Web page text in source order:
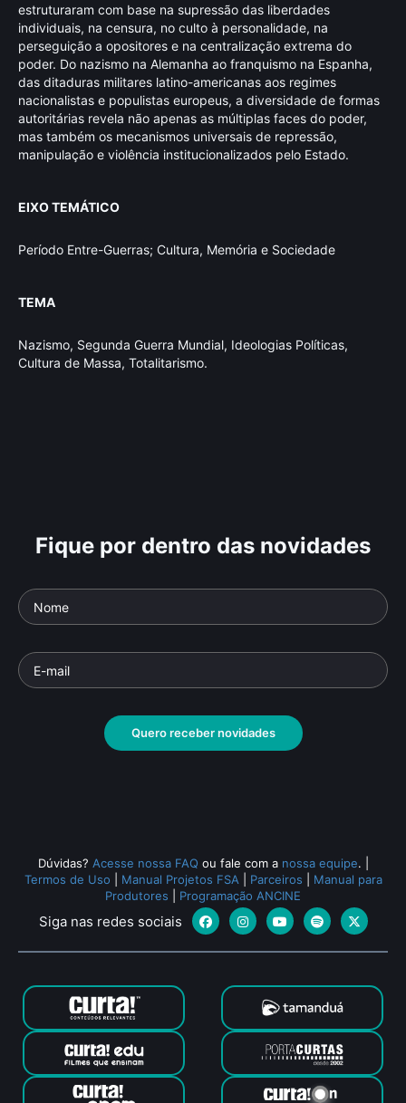
estruturaram com base na supressão das liberdades
individuais, na censura, no culto à personalidade, na
perseguição a opositores e na centralização extrema do
poder. Do nazismo na Alemanha ao franquismo na Espanha,
das ditaduras militares latino-americanas aos regimes
nacionalistas e populistas europeus, a diversidade de formas
autoritárias revela não apenas as múltiplas faces do poder,
mas também os mecanismos universais de repressão,
manipulação e violência institucionalizados pelo Estado.
EIXO TEMÁTICO
Período Entre-Guerras; Cultura, Memória e Sociedade
TEMA
Nazismo, Segunda Guerra Mundial, Ideologias Políticas,
Cultura de Massa, Totalitarismo.
Fique por dentro das novidades
Quero receber novidades
Dúvidas? Acesse nossa FAQ ou fale com a nossa equipe.
Termos de Uso
Manual Projetos FSA Parceiros
Manual para
Produtores
Programação ANCINE
Siga nas redes sociais